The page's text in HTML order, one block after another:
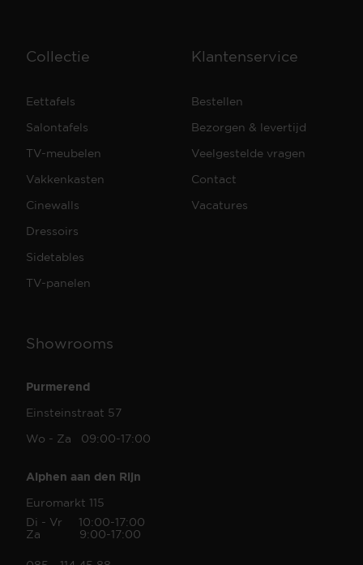
Collectie
Eettafels
Salontafels
TV-meubelen
Vakkenkasten
Cinewalls
Dressoirs
Sidetables
TV-panelen
Klantenservice
Bestellen
Bezorgen & levertijd
Veelgestelde vragen
Contact
Vacatures
Showrooms
Purmerend
Einsteinstraat 57
Wo - Za 09:00-17:00
Alphen aan den Rijn
Euromarkt 115
Di - Vr 10:00-17:00
Za 9:00-17:00